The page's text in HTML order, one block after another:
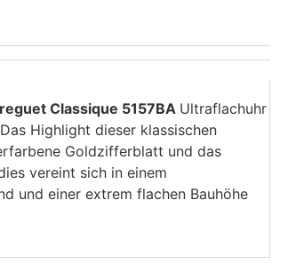
Classique 5157BA Ultraflachuhr
Highlight dieser klassischen
Goldzifferblatt und das
vereint sich in einem
und einer extrem flachen Bauhöhe